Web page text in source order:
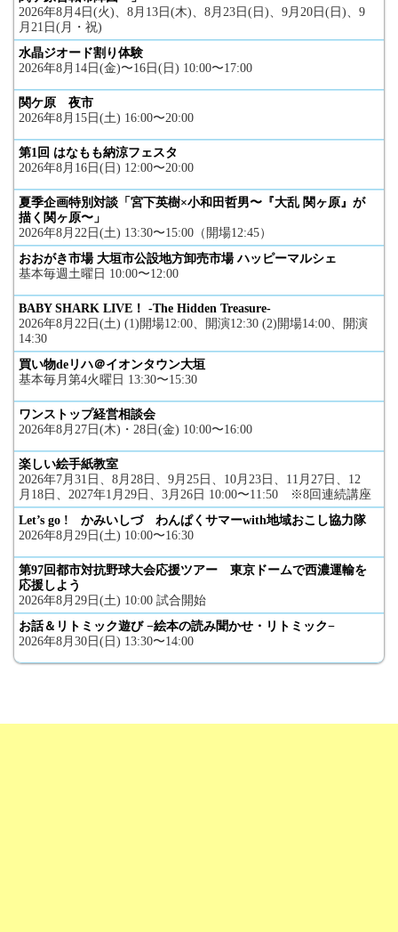
2026年8月4日(火)、8月13日(木)、8月23日(日)、9月20日(日)、9
月21日(月・祝)
水晶ジオード割り体験
2026年8月14日(金)〜16日(日) 10:00〜17:00
関ケ原 夜市
2026年8月15日(土) 16:00〜20:00
第1回 はなもも納涼フェスタ
2026年8月16日(日) 12:00〜20:00
夏季企画特別対談「宮下英樹×小和田哲男〜『大乱 関ヶ原』が
描く関ヶ原〜」
2026年8月22日(土) 13:30〜15:00（開場12:45）
おおがき市場 大垣市公設地方卸売市場 ハッピーマルシェ
基本毎週土曜日 10:00〜12:00
BABY SHARK LIVE！ -The Hidden Treasure-
2026年8月22日(土) (1)開場12:00、開演12:30 (2)開場14:00、開演
14:30
買い物deリハ＠イオンタウン大垣
基本毎月第4火曜日 13:30〜15:30
ワンストップ経営相談会
2026年8月27日(木)・28日(金) 10:00〜16:00
楽しい絵手紙教室
2026年7月31日、8月28日、9月25日、10月23日、11月27日、12
月18日、2027年1月29日、3月26日 10:00〜11:50 ※8回連続講座
Let’s go ! かみいしづ わんぱくサマーwith地域おこし協力隊
2026年8月29日(土) 10:00〜16:30
第97回都市対抗野球大会応援ツアー 東京ドームで西濃運輸を
応援しよう
2026年8月29日(土) 10:00 試合開始
お話＆リトミック遊び −絵本の読み聞かせ・リトミック−
2026年8月30日(日) 13:30〜14:00